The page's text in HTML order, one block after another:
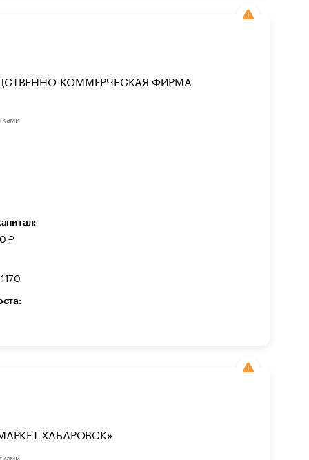
КОММЕРЧЕСКАЯ ФИРМА
₽
ХАБАРОВСК»